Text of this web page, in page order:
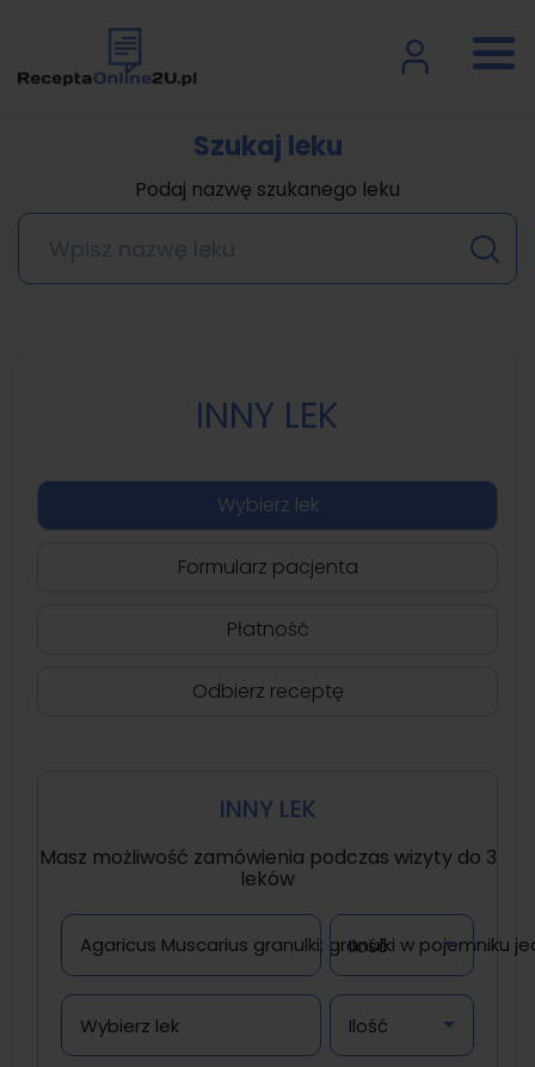
Szukaj leku
Podaj nazwę szukanego leku
INNY LEK
Wybierz lek
Formularz pacjenta
Płatność
Odbierz receptę
INNY LEK
Masz możliwość zamówienia podczas wizyty do 3
leków
Agaricus Muscarius granulki; granulki w pojemniku